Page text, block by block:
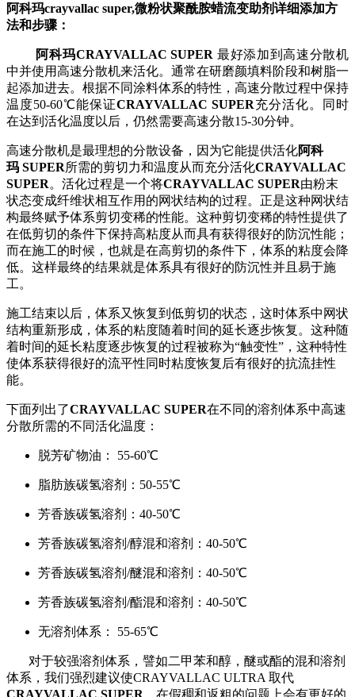
阿科玛crayvallac super,微粉状聚酰胺蜡流变助剂详细添加方
法和步骤：
阿科玛CRAYVALLAC SUPER 最好添加到高速分散机
中并使用高速分散机来活化。通常在研磨颜填料阶段和树脂一
起添加进去。根据不同涂料体系的特性，高速分散过程中保持
温度50-60℃能保证CRAYVALLAC SUPER充分活化。同时
在达到活化温度以后，仍然需要高速分散15-30分钟。
高速分散机是最理想的分散设备，因为它能提供活化阿科
玛 SUPER所需的剪切力和温度从而充分活化CRAYVALLAC
SUPER。活化过程是一个将CRAYVALLAC SUPER由粉末
状态变成纤维状相互作用的网状结构的过程。正是这种网状结
构最终赋予体系剪切变稀的性能。这种剪切变稀的特性提供了
在低剪切的条件下保持高粘度从而具有获得很好的防沉性能；
而在施工的时候，也就是在高剪切的条件下，体系的粘度会降
低。这样最终的结果就是体系具有很好的防沉性并且易于施
工。
施工结束以后，体系又恢复到低剪切的状态，这时体系中网状
结构重新形成，体系的粘度随着时间的延长逐步恢复。这种随
着时间的延长粘度逐步恢复的过程被称为“触变性”，这种特性
使体系获得很好的流平性同时粘度恢复后有很好的抗流挂性
能。
下面列出了CRAYVALLAC SUPER在不同的溶剂体系中高速
分散所需的不同活化温度：
脱芳矿物油： 55-60℃
脂肪族碳氢溶剂：50-55℃
芳香族碳氢溶剂：40-50℃
芳香族碳氢溶剂/醇混和溶剂：40-50℃
芳香族碳氢溶剂/醚混和溶剂：40-50℃
芳香族碳氢溶剂/酯混和溶剂：40-50℃
无溶剂体系： 55-65℃
对于较强溶剂体系，譬如二甲苯和醇，醚或酯的混和溶剂
体系，我们强烈建议使CRAYVALLAC ULTRA 取代
CRAYVALLAC SUPER
。在假稠和返粗的问题上会有更好的